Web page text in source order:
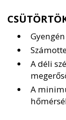
A déli
A